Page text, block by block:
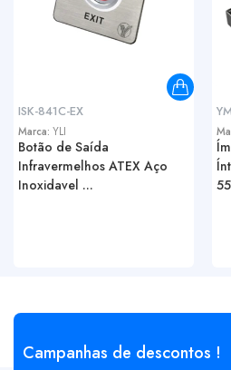
ISK-841C-EX
Marca: YLI
Botão de Saída
Infravermelhos ATEX Aço
Inoxidavel ...
Campanhas de descontos !